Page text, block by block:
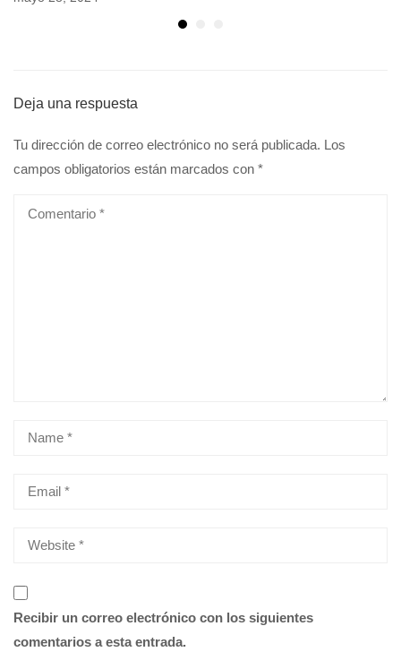
Deja una respuesta
Tu dirección de correo electrónico no será publicada. Los
campos obligatorios están marcados con *
Recibir un correo electrónico con los siguientes
comentarios a esta entrada.